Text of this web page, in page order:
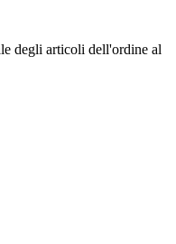
degli articoli dell'ordine al